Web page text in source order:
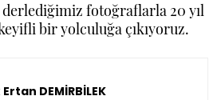
fotoğraflarla 20 yıl
bir yolculuğa çıkıyoruz.
Ertan DEMİRBİLEK